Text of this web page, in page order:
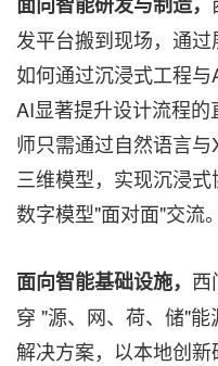
发平台搬到现场，通
如何通过沉浸式工程
AI显著提升设计流程
师只需通过自然语言
三维模型，实现沉浸
数字模型"面对面"交流。
面向智能基础设施， 西
穿 "源、网、荷、储"
解决方案，以本地创